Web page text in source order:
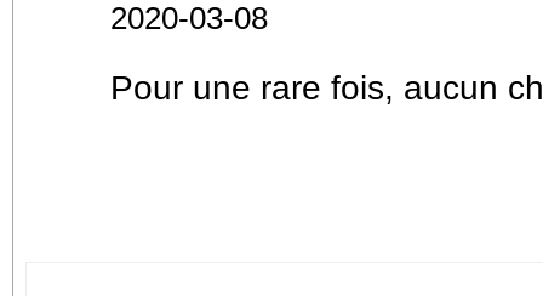
2020-03-08
Pour une rare fois, aucun